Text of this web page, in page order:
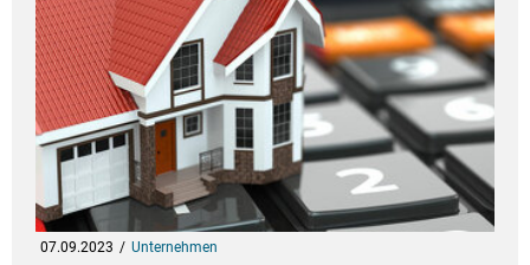
07.09.2023 Unternehmen